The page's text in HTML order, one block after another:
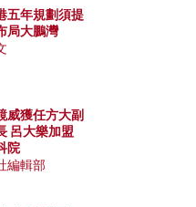
五年規劃須提
局大鵬灣
威獲任方大副
呂大樂加盟
院
編輯部